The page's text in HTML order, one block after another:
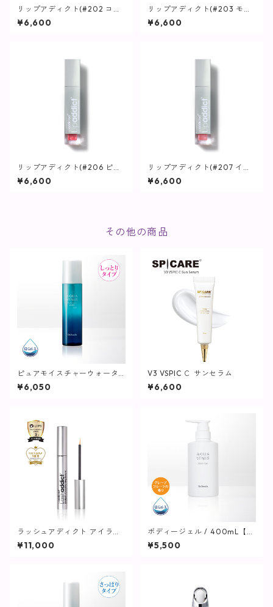
リップアディクト(#202 コー
ラリスタ) / 7ml【唇用美容
液】
¥6,600
リップアディクト(#203 モン
シェリー) / 7ml【唇用美容
液】
¥6,600
リップアディクト(#206 ピン
クプリンセス) / 7ml【唇用美
容液】
¥6,600
リップアディクト(#207 イノ
センス) / 7ml【唇用美容液】
¥6,600
その他の商品
ピュアモイスチャーウォータ
ーヴェール / 150mL【化粧水/
しっとりタイプ】
¥6,050
V3 VSPIC Ｃ サンセラム
¥6,600
ラッシュアディクト アイラッ
シュ コンディショニング セラ
ム アドバンス / 5ml【まつ毛
¥11,000
ボディージェル / 400mL【保
湿ジェル】
¥5,500